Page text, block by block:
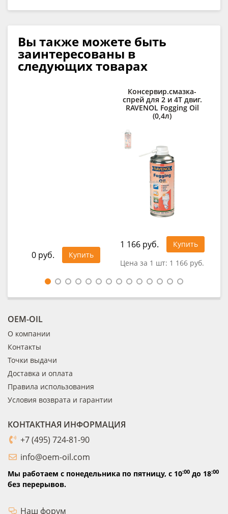
Вы также можете быть
заинтересованы в
следующих товарах
0 руб. Купить
Консервир.смазка-
спрей для 2 и 4Т двиг.
RAVENOL Fogging Oil
(0,4л)
1 166 руб.
Купить
Цена за 1 шт: 1 166 руб.
OEM-OIL
О компании
Контакты
Точки выдачи
Доставка и оплата
Правила использования
Условия возврата и гарантии
КОНТАКТНАЯ ИНФОРМАЦИЯ
+7 (495) 724-81-90
info@oem-oil.com
Мы работаем с понедельника по пятницу, с 10:00 до 18:00
без перерывов.
Наш форум